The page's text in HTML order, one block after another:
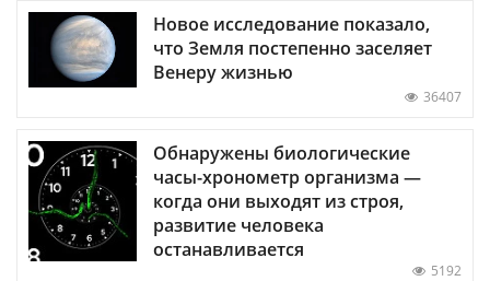
Новое исследование показало,
что Земля постепенно заселяет
Венеру жизнью
36407
Обнаружены биологические
часы-хронометр организма —
когда они выходят из строя,
развитие человека
останавливается
5192